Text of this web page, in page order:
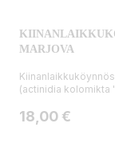
MARJOVA
(actinidia kolomikta
Hinta
18,00 €